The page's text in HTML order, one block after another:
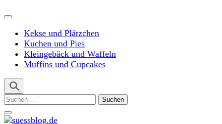
Kekse und Plätzchen
Kuchen und Pies
Kleingebäck und Waffeln
Muffins und Cupcakes
Suchen